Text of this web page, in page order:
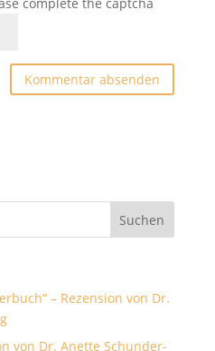
– Rezension von Dr.
von Dr. Anette Schunder-